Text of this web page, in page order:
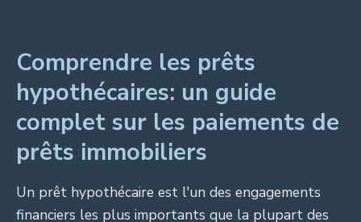
Comprendre les prêts
hypothécaires: un guide
complet sur les paiements de
prêts immobiliers
Un prêt hypothécaire est l'un des engagements
financiers les plus importants que la plupart des